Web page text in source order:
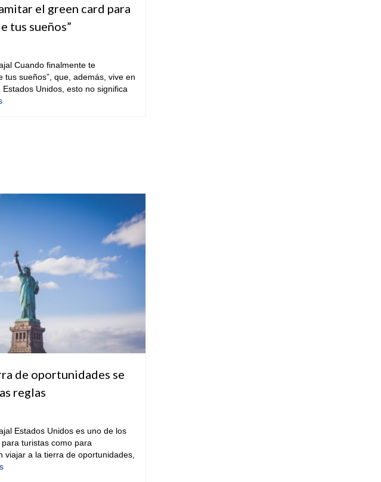
el green card para
tus sueños”
Cuando finalmente te
tus sueños”, que, además, vive en
Estados Unidos, esto no significa
de oportunidades se
reglas
Estados Unidos es uno de los
turistas como para
viajar a la tierra de oportunidades,